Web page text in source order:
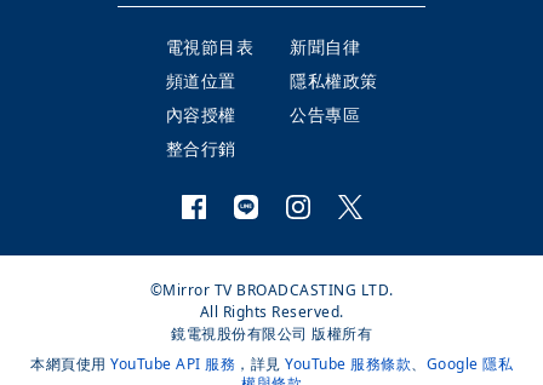
電視節目表
新聞自律
頻道位置
隱私權政策
內容授權
公告專區
整合行銷
©Mirror TV BROADCASTING LTD.
All Rights Reserved.
鏡電視股份有限公司 版權所有
本網頁使用 YouTube API 服務 ，詳見 YouTube 服務條款、 Google 隱私